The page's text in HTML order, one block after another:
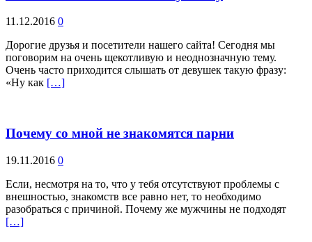
11.12.2016 0
Дорогие друзья и посетители нашего сайта! Сегодня мы
поговорим на очень щекотливую и неоднозначную тему.
Очень часто приходится слышать от девушек такую фразу:
«Ну как […]
Почему со мной не знакомятся парни
19.11.2016 0
Если, несмотря на то, что у тебя отсутствуют проблемы с
внешностью, знакомств все равно нет, то необходимо
разобраться с причиной. Почему же мужчины не подходят
[…]